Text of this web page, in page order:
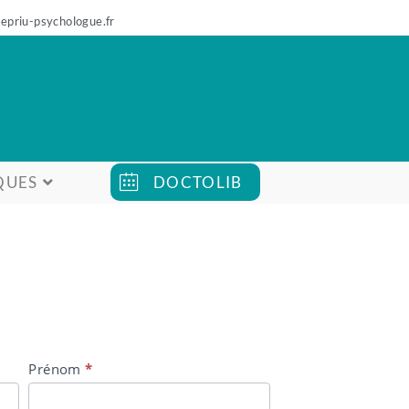
psychologue.fr
DOCTOLIB
Prénom*